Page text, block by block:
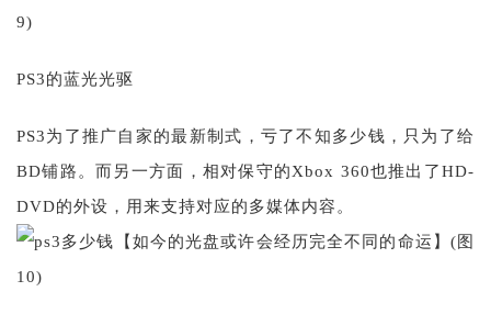
PS3的蓝光光驱
PS3为了推广自家的最新制式，亏了不知多少钱，只为了给
BD铺路。而另一方面，相对保守的Xbox 360也推出了HD-
DVD的外设，用来支持对应的多媒体内容。